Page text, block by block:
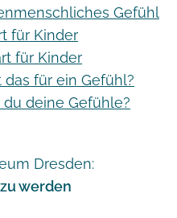
Gefühl
für Kinder
für Kinder
für ein Gefühl?
deine Gefühle?
Dresden:
werden